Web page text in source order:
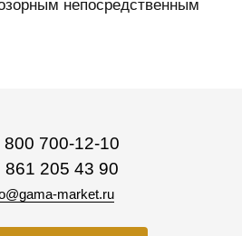
непосредственным
800 700-12-10
861 205 43 90
market.ru